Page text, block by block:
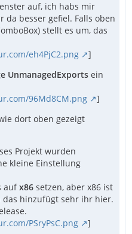
auf, ich habs mir
da besser gefiel. Falls oben
stellt es um, das
eh4PjC2.png
]
UnmanagedExports ein
96Md8CM.png
]
dort oben gezeigt
Projekt wurden
kleine Einstellung
aufx86 setzen, aber x86 ist
hinzufügt sehr ihr hier.
PSryPsC.png
]